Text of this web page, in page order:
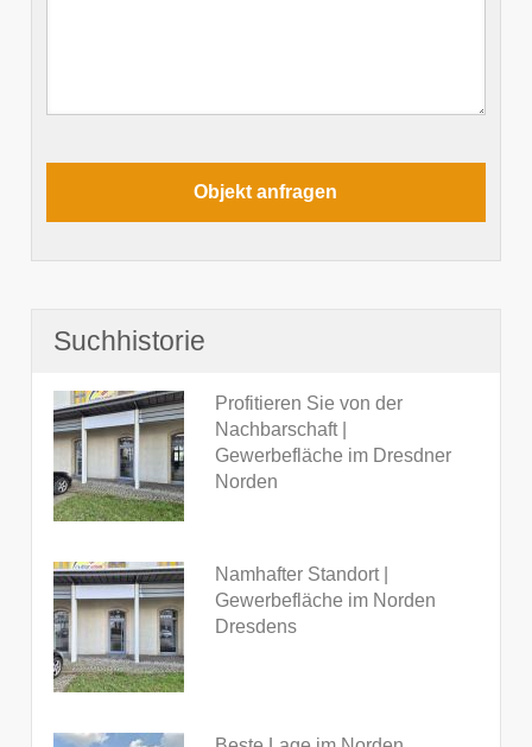
Suchhistorie
Profitieren Sie von der
Nachbarschaft |
Gewerbefläche im Dresdner
Norden
Namhafter Standort |
Gewerbefläche im Norden
Dresdens